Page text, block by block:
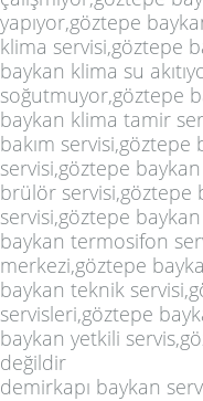
yapıyor,göztepe
klima servisi,göztepe
baykan klima su
soğutmuyor,göztepe
baykan klima tamir
bakım
servisi,göztepe
brülör
servisi,göztepe
baykan termosifon
merkezi,göztepe
baykan teknik
servisleri,göztepe
baykan yetkili
değildir
demirkapı baykan